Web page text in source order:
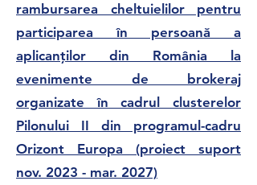
rambursarea cheltuielilor pentru
participarea în persoană a
aplicanților din România la
evenimente de brokeraj
organizate în cadrul clusterelor
Pilonului II din programul-cadru
Orizont Europa (proiect suport
nov. 2023 - mar. 2027)